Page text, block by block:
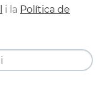
i la Política de